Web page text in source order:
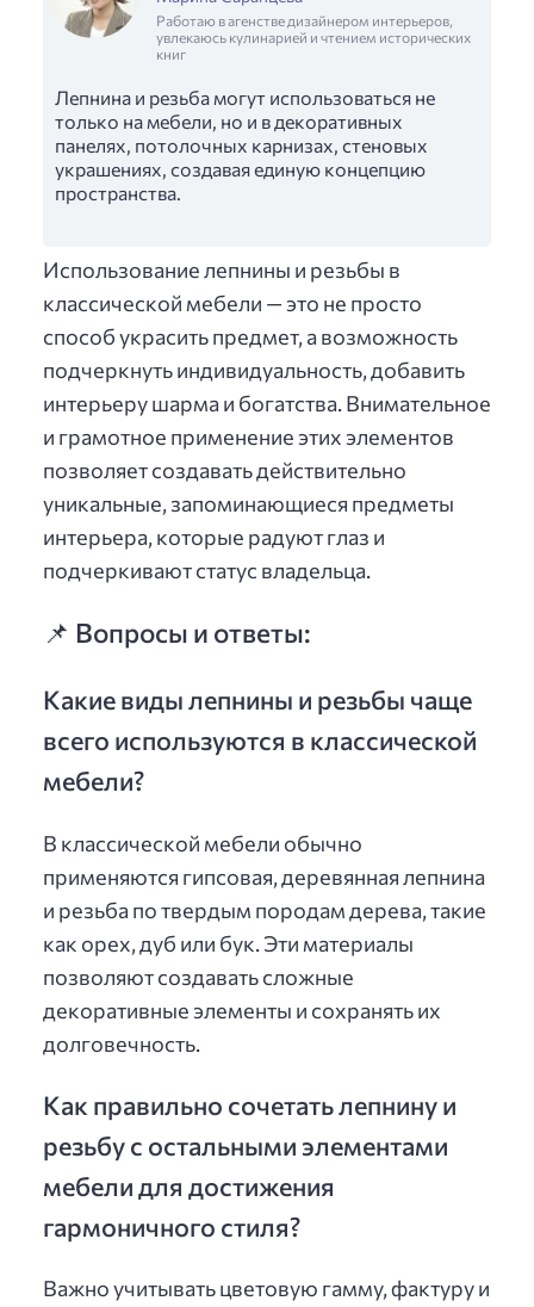
Работаю в агенстве дизайнером интерьеров,
увлекаюсь кулинарией и чтением исторических
книг
Лепнина и резьба могут использоваться не
только на мебели, но и в декоративных
панелях, потолочных карнизах, стеновых
украшениях, создавая единую концепцию
пространства.
Использование лепнины и резьбы в
классической мебели — это не просто
способ украсить предмет, а возможность
подчеркнуть индивидуальность, добавить
интерьеру шарма и богатства. Внимательное
и грамотное применение этих элементов
позволяет создавать действительно
уникальные, запоминающиеся предметы
интерьера, которые радуют глаз и
подчеркивают статус владельца.
📌 Вопросы и ответы:
Какие виды лепнины и резьбы чаще
всего используются в классической
мебели?
В классической мебели обычно
применяются гипсовая, деревянная лепнина
и резьба по твердым породам дерева, такие
как орех, дуб или бук. Эти материалы
позволяют создавать сложные
декоративные элементы и сохранять их
долговечность.
Как правильно сочетать лепнину и
резьбу с остальными элементами
мебели для достижения
гармоничного стиля?
Важно учитывать цветовую гамму, фактуру и